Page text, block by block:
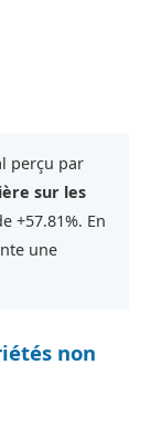
perçu par
sur les
+57.81%. En
une
non